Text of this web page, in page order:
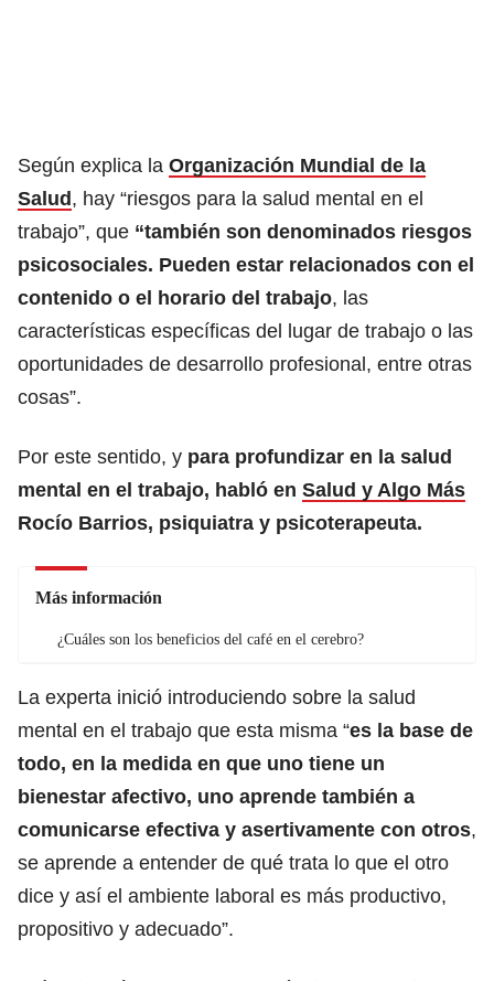
Según explica la Organización Mundial de la
Salud, hay “riesgos para la salud mental en el
trabajo”, que “también son denominados riesgos
psicosociales. Pueden estar relacionados con el
contenido o el horario del trabajo, las
características específicas del lugar de trabajo o las
oportunidades de desarrollo profesional, entre otras
cosas”.
Por este sentido, y para profundizar en la salud
mental en el trabajo, habló en Salud y Algo Más
Rocío Barrios, psiquiatra y psicoterapeuta.
Más información
¿Cuáles son los beneficios del café en el cerebro?
La experta inició introduciendo sobre la salud
mental en el trabajo que esta misma “es la base de
todo, en la medida en que uno tiene un
bienestar afectivo, uno aprende también a
comunicarse efectiva y asertivamente con otros,
se aprende a entender de qué trata lo que el otro
dice y así el ambiente laboral es más productivo,
propositivo y adecuado”.